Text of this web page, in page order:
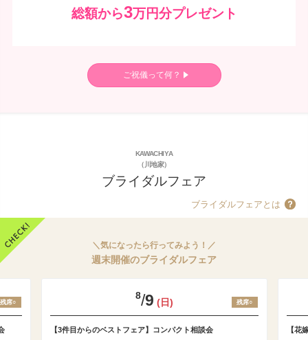
総額から3万円分プレゼント
ご祝儀って何？
KAWACHIYA
（川地家）
ブライダルフェア
ブライダルフェアとは
＼気になったら行ってみよう！／
週末開催のブライダルフェア
残席○
8/9 (日) 残席○
【3件目からのベストフェア】コンパクト相談会 【花